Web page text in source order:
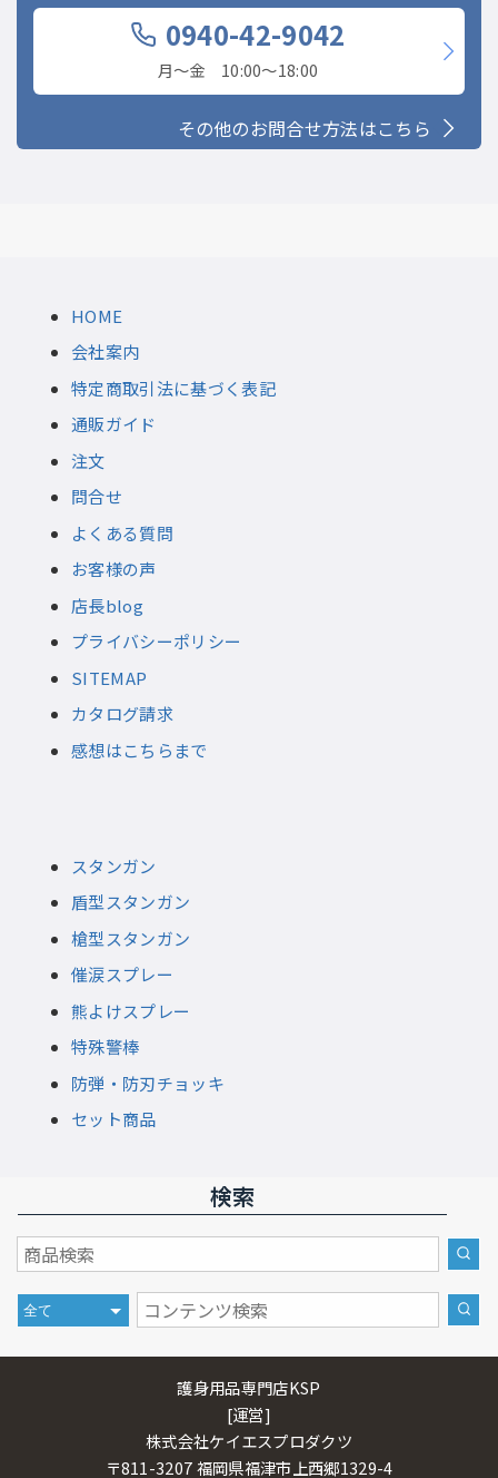
0940-42-9042
月〜金 10:00〜18:00
その他のお問合せ方法はこちら
HOME
会社案内
特定商取引法に基づく表記
通販ガイド
注文
問合せ
よくある質問
お客様の声
店長blog
プライバシーポリシー
SITEMAP
カタログ請求
感想はこちらまで
スタンガン
盾型スタンガン
槍型スタンガン
催涙スプレー
熊よけスプレー
特殊警棒
防弾・防刃チョッキ
セット商品
検索
護身用品専門店KSP
[運営]
株式会社ケイエスプロダクツ
〒811-3207 福岡県福津市上西郷1329-4